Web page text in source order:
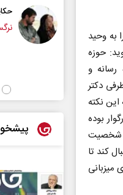
به وحید
حوزه
و
دکتر
این نکته
بوده
شخصیت
کند تا
میزبانی
یک تاریخ و دو زندگی
خانعلی‌زاده - روزنامه‌نگار